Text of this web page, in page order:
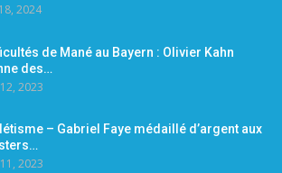
2024
de Mané au Bayern : Olivier Kahn
des…
2023
– Gabriel Faye médaillé d’argent aux
2023